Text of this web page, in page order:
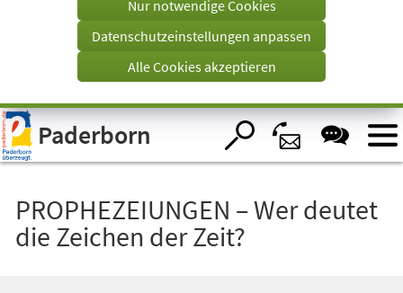
Visuelle
Assistenzsoftware
öffnen.
Tab)
Nur notwendige Cookies
Datenschutzeinstellungen anpassen
Alle Cookies akzeptieren
Paderborn
PROPHEZEIUNGEN – Wer deutet
die Zeichen der Zeit?